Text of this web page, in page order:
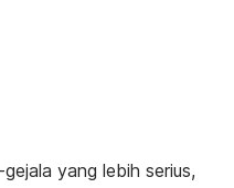
yang lebih serius,